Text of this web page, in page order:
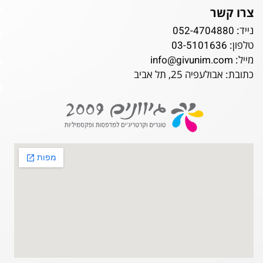
צרו קשר
נייד: 052-4704880
טלפון: 03-5101636
מייל: info@givunim.com
כתובת: אבולעפיה 25, תל אביב